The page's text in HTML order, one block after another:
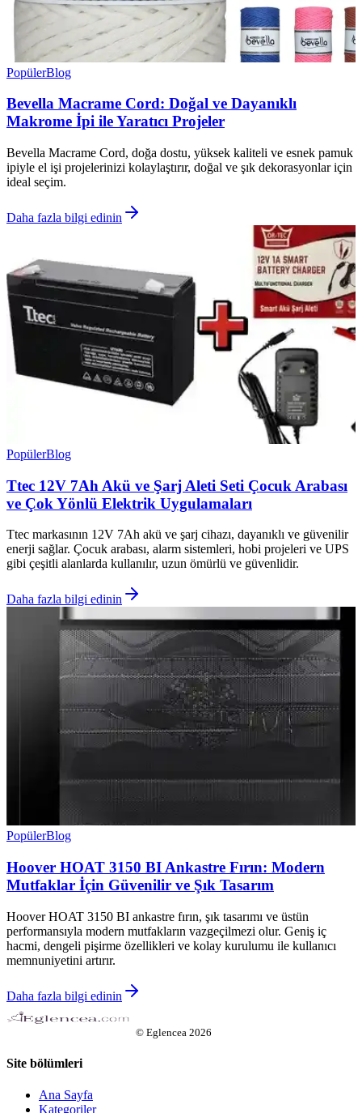
PopülerBlog
Bevella Macrame Cord: Doğal ve Dayanıklı
Makrome İpi ile Yaratıcı Projeler
Bevella Macrame Cord, doğa dostu, yüksek kaliteli ve esnek pamuk
ipiyle el işi projelerinizi kolaylaştırır, doğal ve şık dekorasyonlar için
ideal seçim.
Daha fazla bilgi edinin
PopülerBlog
Ttec 12V 7Ah Akü ve Şarj Aleti Seti Çocuk Arabası
ve Çok Yönlü Elektrik Uygulamaları
Ttec markasının 12V 7Ah akü ve şarj cihazı, dayanıklı ve güvenilir
enerji sağlar. Çocuk arabası, alarm sistemleri, hobi projeleri ve UPS
gibi çeşitli alanlarda kullanılır, uzun ömürlü ve güvenlidir.
Daha fazla bilgi edinin
PopülerBlog
Hoover HOAT 3150 BI Ankastre Fırın: Modern
Mutfaklar İçin Güvenilir ve Şık Tasarım
Hoover HOAT 3150 BI ankastre fırın, şık tasarımı ve üstün
performansıyla modern mutfakların vazgeçilmezi olur. Geniş iç
hacmi, dengeli pişirme özellikleri ve kolay kurulumu ile kullanıcı
memnuniyetini artırır.
Daha fazla bilgi edinin
© Eglencea 2026
Site bölümleri
Ana Sayfa
Kategoriler